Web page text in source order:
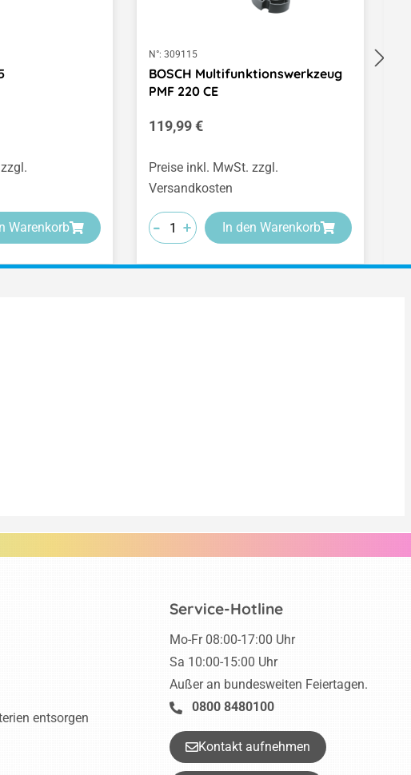
Warenkorb
N°: 309115
BOSCH Multifunktionswerkzeug
PMF 220 CE
Regulärer Preis:
119,99 €
Preise inkl. MwSt. zzgl.
Versandkosten
-
-
- +
+
+ In den Warenkorb
Service-Hotline
Mo-Fr 08:00-17:00 Uhr
Sa 10:00-15:00 Uhr
Außer an bundesweiten Feiertagen.
0800 8480100
Kontakt aufnehmen
entsorgen